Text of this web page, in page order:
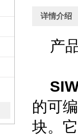
详情介绍
产
的可
块。